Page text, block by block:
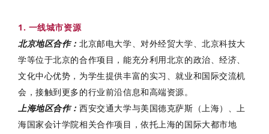
1. 一线城市资源
北京地区合作：北京邮电大学、对外经贸大学、北京科技大
学等位于北京的合作项目，能充分利用北京的政治、经济、
文化中心优势，为学生提供丰富的实习、就业和国际交流机
会，接触到更多的行业前沿信息和高端资源。
上海地区合作：西安交通大学与美国德克萨斯（上海）、上
海国家会计学院相关合作项目，依托上海的国际大都市地